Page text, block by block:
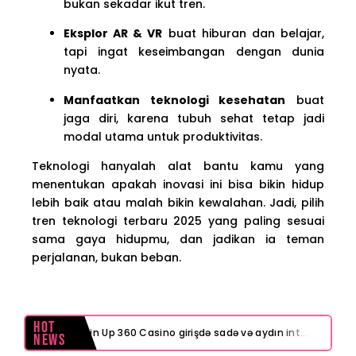
bukan sekadar ikut tren.
Eksplor AR & VR buat hiburan dan belajar,
tapi ingat keseimbangan dengan dunia
nyata.
Manfaatkan teknologi kesehatan buat
jaga diri, karena tubuh sehat tetap jadi
modal utama untuk produktivitas.
Teknologi hanyalah alat bantu kamu yang
menentukan apakah inovasi ini bisa bikin hidup
lebih baik atau malah bikin kewalahan. Jadi, pilih
tren teknologi terbaru 2025 yang paling sesuai
sama gaya hidupmu, dan jadikan ia teman
perjalanan, bukan beban.
Hot
News Pin Up 360 Casino girişdə sadə və aydın interfeys necə işinizi asanlaşdırır